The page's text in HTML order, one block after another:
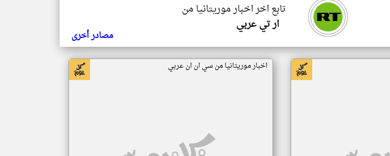
تابع اخر اخبار موريتانيا من
ار تي عربي
مصادر أخرى
اخبار موريتانيا من سي ان ان عربي